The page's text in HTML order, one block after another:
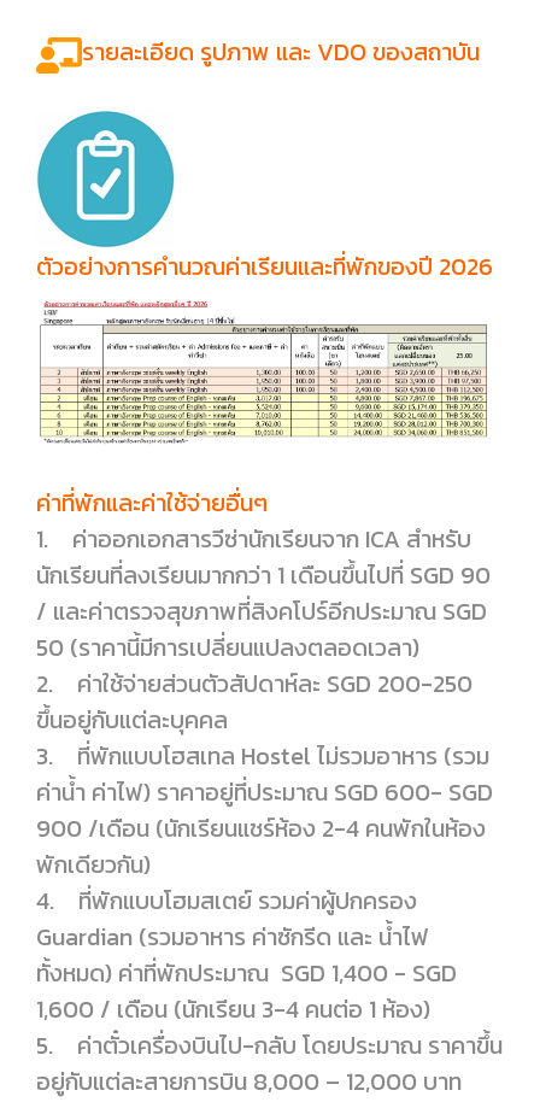
รายละเอียด รูปภาพ และ VDO ของสถาบัน
ตัวอย่างการคำนวณค่าเรียนและที่พักของปี 2026
ค่าที่พักและค่าใช้จ่ายอื่นๆ
1. ค่าออกเอกสารวีซ่านักเรียนจาก ICA สำหรับ
นักเรียนที่ลงเรียนมากกว่า 1 เดือนขึ้นไปที่ SGD 90
/ และค่าตรวจสุขภาพที่สิงคโปร์อีกประมาณ SGD
50 (ราคานี้มีการเปลี่ยนแปลงตลอดเวลา)
2. ค่าใช้จ่ายส่วนตัวสัปดาห์ละ SGD 200-250
ขึ้นอยู่กับแต่ละบุคคล
3. ที่พักแบบโฮสเทล Hostel ไม่รวมอาหาร (รวม
ค่าน้ำ ค่าไฟ) ราคาอยู่ที่ประมาณ SGD 600- SGD
900 /เดือน (นักเรียนแชร์ห้อง 2-4 คนพักในห้อง
พักเดียวกัน)
4. ที่พักแบบโฮมสเตย์ รวมค่าผู้ปกครอง
Guardian (รวมอาหาร ค่าซักรีด และ น้ำไฟ
ทั้งหมด) ค่าที่พักประมาณ SGD 1,400 - SGD
1,600 / เดือน (นักเรียน 3-4 คนต่อ 1 ห้อง)
5. ค่าตั๋วเครื่องบินไป-กลับ โดยประมาณ ราคาขึ้น
อยู่กับแต่ละสายการบิน 8,000 – 12,000 บาท